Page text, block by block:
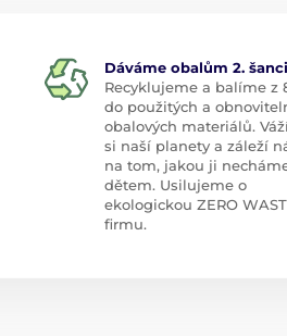
Dáváme obalům 2. šanci
Recyklujeme a balíme z
do použitých a
obalových materiálů.
si naší planety a záleží
na tom, jakou ji
dětem. Usilujeme o
ekologickou ZERO
firmu.